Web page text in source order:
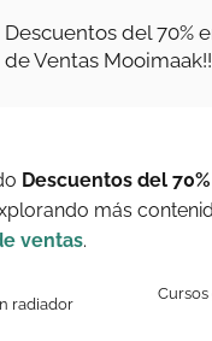
Descuentos del 70%
de Ventas Mooimaak!!
Descuentos del
más
ventas.
radiador